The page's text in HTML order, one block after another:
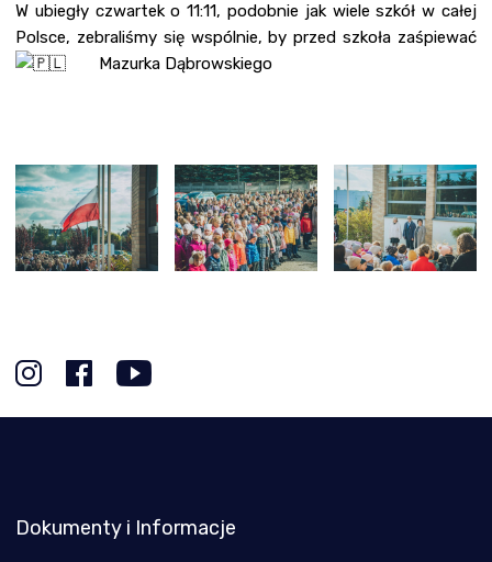
W ubiegły czwartek o 11:11, podobnie jak wiele szkół w całej
Polsce, zebraliśmy się wspólnie, by przed szkoła zaśpiewać
Mazurka Dąbrowskiego
Dokumenty i Informacje